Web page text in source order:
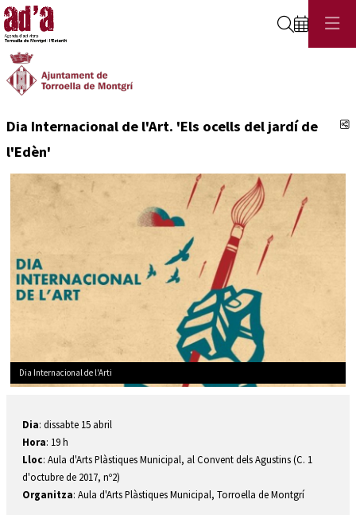
Cerca
Dia Internacional de l'Art. 'Els ocells del jardí de
l'Edèn'
Dia Internacional de l'Arti
Dia: dissabte 15 abril
Hora: 19 h
Lloc: Aula d'Arts Plàstiques Municipal, al Convent dels Agustins (C. 1
d'octubre de 2017, nº2)
Organitza: Aula d'Arts Plàstiques Municipal, Torroella de Montgrí